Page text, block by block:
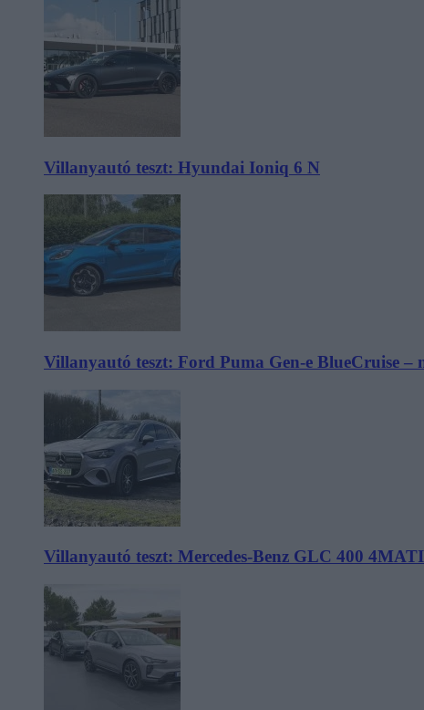
Villanyautó teszt: Hyundai Ioniq 6 N
Villanyautó teszt: Ford Puma Gen-e BlueCruise
Villanyautó teszt: Mercedes-Benz GLC 400